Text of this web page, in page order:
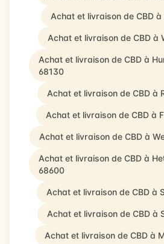
Achat et livraison de CBD
Achat et livraison de CBD à
Achat et livraison de CBD à
68130
Achat et livraison de CBD à
Achat et livraison de CBD à
Achat et livraison de CBD à
Achat et livraison de CBD à
68600
Achat et livraison de CBD à
Achat et livraison de CBD à
Achat et livraison de CBD à